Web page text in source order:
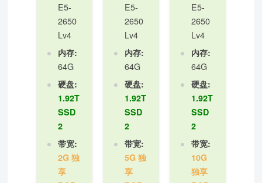
E5-
2650
Lv4
内存:
64G
硬盘:
1.92T
SSD
2
带宽:
2G 独
享
E5-
2650
Lv4
内存:
64G
硬盘:
1.92T
SSD
2
带宽:
5G 独
享
E5-
2650
Lv4
内存:
64G
硬盘:
1.92T
SSD
2
带宽:
10G
独享